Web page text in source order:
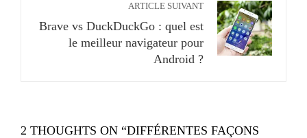
ARTICLE SUIVANT
Brave vs DuckDuckGo : quel est
le meilleur navigateur pour
Android ?
2 THOUGHTS ON “DIFFÉRENTES FAÇONS